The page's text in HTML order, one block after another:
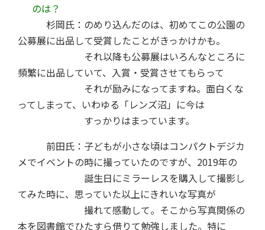
のは？
杉岡氏：のめり込んだのは、初めてこの公園の
公募展に出品して受賞したことがきっかけかも。
それ以降も公募展はいろんなところに
頻繁に出品していて、入賞・受賞させてもらって
それが励みになってますね。面白くな
ってしまって、いわゆる「レンズ沼」に今は
すっかりはまっています。
前田氏：子どもが小さな頃はコンパクトデジカ
メでイベントの時に撮っていたのですが、2019年の
誕生日にミラーレスを購入して撮影し
てみた時に、思っていた以上にきれいな写真が
撮れて感動して。そこから写真関係の
本を図書館でひたすら借りて勉強しました。特に